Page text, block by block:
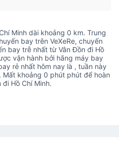
Minh dài khoảng 0 km. Trung
bay trên VeXeRe, chuyến
bay trễ nhất từ Vân Đồn đi Hồ
vận hành bởi hãng máy bay
rẻ nhất hôm nay là , tuần này
khoảng 0 phút phút để hoàn
Hồ Chí Minh.